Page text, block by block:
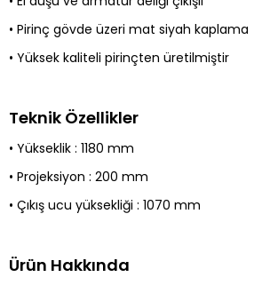
• Pirinç gövde üzeri mat siyah kaplama
• Yüksek kaliteli pirinçten üretilmiştir
Teknik Özellikler
• Yükseklik : 1180 mm
• Projeksiyon : 200 mm
• Çıkış ucu yüksekliği : 1070 mm
Ürün Hakkında